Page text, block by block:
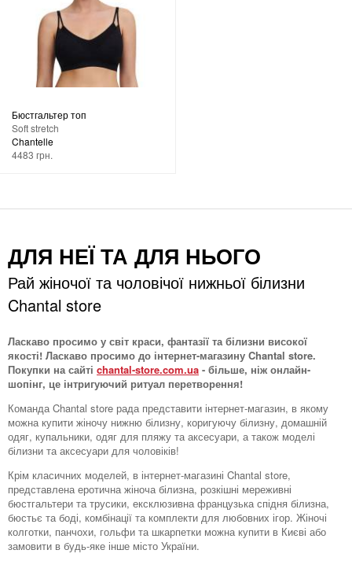
Бюстгальтер топ
Soft stretch
Chantelle
4483 грн.
ДЛЯ НЕЇ ТА ДЛЯ НЬОГО
Рай жіночої та чоловічої нижньої білизни
Chantal store
Ласкаво просимо у світ краси, фантазії та білизни високої
якості! Ласкаво просимо до інтернет-магазину Chantal store.
Покупки на сайті chantal-store.com.ua - більше, ніж онлайн-
шопінг, це інтригуючий ритуал перетворення!
Команда Chantal store рада представити інтернет-магазин, в якому
можна купити жіночу нижню білизну, коригуючу білизну, домашній
одяг, купальники, одяг для пляжу та аксесуари, а також моделі
білизни та аксесуари для чоловіків!
Крім класичних моделей, в інтернет-магазині Chantal store,
представлена ​​еротична жіноча білизна, розкішні мереживні
бюстгальтери та трусики, ексклюзивна французька спідня білизна,
бюстьє та боді, комбінації та комплекти для любовних ігор. Жіночі
колготки, панчохи, гольфи та шкарпетки можна купити в Києві або
замовити в будь-яке інше місто України.